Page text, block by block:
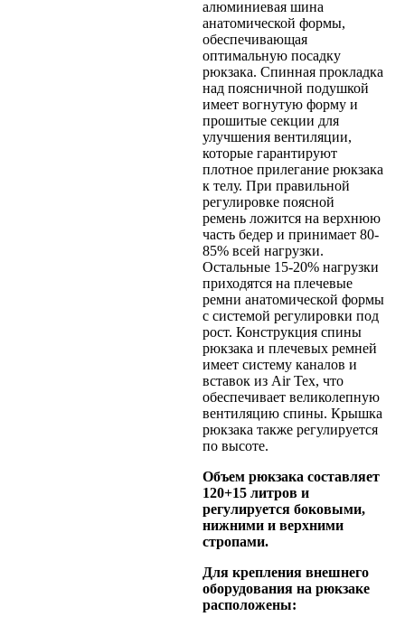
алюминиевая шина
анатомической формы,
обеспечивающая
оптимальную посадку
рюкзака. Спинная прокладка
над поясничной подушкой
имеет вогнутую форму и
прошитые секции для
улучшения вентиляции,
которые гарантируют
плотное прилегание рюкзака
к телу. При правильной
регулировке поясной
ремень ложится на верхнюю
часть бедер и принимает 80-
85% всей нагрузки.
Остальные 15-20% нагрузки
приходятся на плечевые
ремни анатомической формы
с системой регулировки под
рост. Конструкция спины
рюкзака и плечевых ремней
имеет систему каналов и
вставок из Air Tex, что
обеспечивает великолепную
вентиляцию спины. Крышка
рюкзака также регулируется
по высоте.
Объем рюкзака составляет
120+15 литров и
регулируется боковыми,
нижними и верхними
стропами.
Для крепления внешнего
оборудования на рюкзаке
расположены: